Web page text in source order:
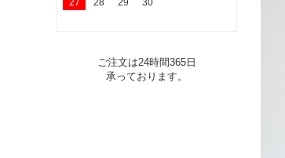
ご注文は24時間365日
承っております。